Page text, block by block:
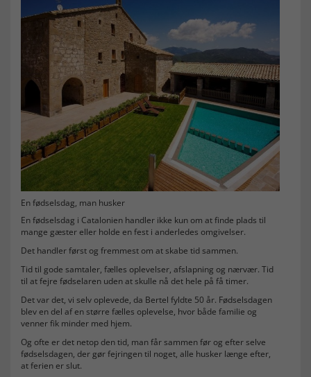
En fødselsdag, man husker
En fødselsdag i Catalonien handler ikke kun om at finde plads til
mange gæster eller holde en fest i anderledes omgivelser.
Det handler først og fremmest om at skabe tid sammen.
Tid til gode samtaler, fælles oplevelser, afslapning og nærvær. Tid
til at fejre fødselaren uden at skulle nå det hele på få timer.
Det var det, vi selv oplevede, da Bertel fyldte 50 år. Fødselsdagen
blev en del af en større fælles oplevelse, hvor både familie og
venner fik minder med hjem.
Og ofte er det netop den tid, man får sammen før og efter selve
fødselsdagen, der gør fejringen til noget, alle husker længe efter,
at ferien er slut.